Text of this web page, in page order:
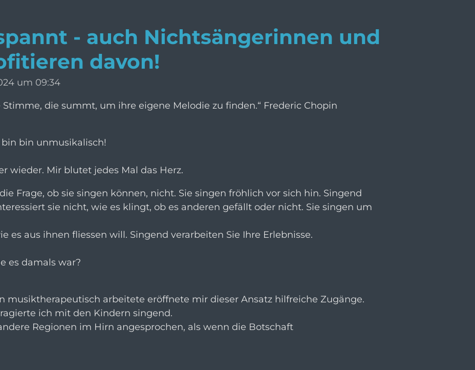
- auch Nichtsängerinnen und
davon!
um 09:34
die summt, um ihre eigene Melodie zu finden.“ Frederic Chopin
bin unmusikalisch!
wieder. Mir blutet jedes Mal das Herz.
Frage, ob sie singen können, nicht. Sie singen fröhlich vor sich hin. Singend
sie nicht, wie es klingt, ob es anderen gefällt oder nicht. Sie singen um
es aus ihnen fliessen will. Singend verarbeiten Sie Ihre Erlebnisse.
es damals war?
musiktherapeutisch arbeitete eröffnete mir dieser Ansatz hilfreiche Zugänge.
ich mit den Kindern singend.
Regionen im Hirn angesprochen, als wenn die Botschaft